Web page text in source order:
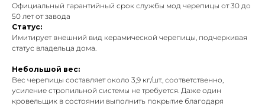
Официальный гарантийный срок службы мод черепицы от 30 до
50 лет от завода
Статус:
Имитирует внешний вид керамической черепицы, подчеркивая
статус владельца дома.
Небольшой вес:
Вес черепицы составляет около 3,9 кг/шт., соответственно,
усиление стропильной системы не требуется. Даже один
кровельщик в состоянии выполнить покрытие благодаря